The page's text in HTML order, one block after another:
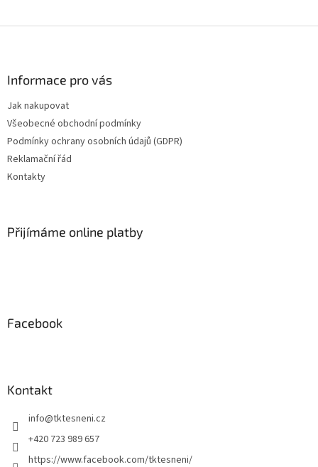
Informace pro vás
Jak nakupovat
Všeobecné obchodní podmínky
Podmínky ochrany osobních údajů (GDPR)
Reklamační řád
Kontakty
Přijímáme online platby
Facebook
Kontakt
info@tktesneni.cz
+420 723 989 657
https://www.facebook.com/tktesneni/